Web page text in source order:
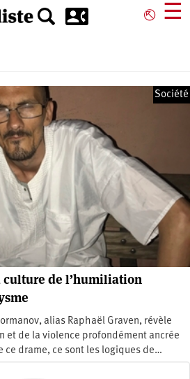
⎋ ☰
Société
culture de l’humiliation
alias Raphaël Graven, révèle
et de la violence profondément ancrée
ce drame, ce sont les logiques de…